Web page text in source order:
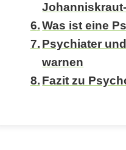
Was ist eine
Psychiater
warnen
Fazit zu